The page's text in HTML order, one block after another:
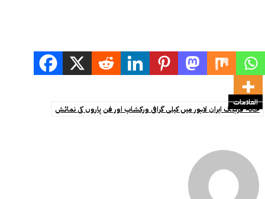
العلامات
خانہ فرہنگ ایران لاہور میں کیلی گرافی ورکشاپ اور فن پاروں کی نمائش